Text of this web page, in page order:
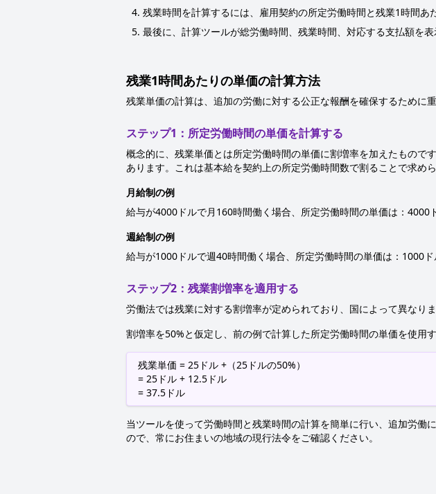
残業時間を計算するには、雇用契約の所定労働時間と残業1時間あ
最後に、計算ツールが総労働時間、残業時間、対応する支払額を表
残業1時間あたりの単価の計算方法
残業単価の計算は、追加の労働に対する公正な報酬を確保するために
ステップ1：所定労働時間の単価を計算する
概念的に、残業単価とは所定労働時間の単価に割増率を加えたもの
あります。これは基本給を契約上の所定労働時間数で割ることで求め
月給制の例
給与が4000ドルで月160時間働く場合、所定労働時間の単価は：4000
週給制の例
給与が1000ドルで週40時間働く場合、所定労働時間の単価は：1000
ステップ2：残業割増率を適用する
労働法では残業に対する割増率が定められており、国によって異なり
割増率を50%と仮定し、前の例で計算した所定労働時間の単価を使用
残業単価 = 25ドル +（25ドルの50%）
= 25ドル + 12.5ドル
= 37.5ドル
当ツールを使って労働時間と残業時間の計算を簡単に行い、追加労
ので、常にお住まいの地域の現行法令をご確認ください。